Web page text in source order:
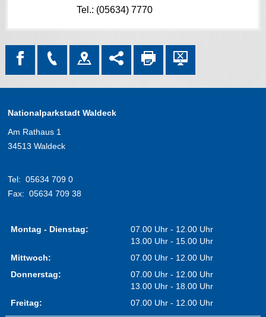
Tel.: (05634) 7770
Nationalparkstadt Waldeck
Am Rathaus 1
34513 Waldeck
Tel: 05634 709 0
Fax: 05634 709 38
Montag - Dienstag:
07.00 Uhr - 12.00 Uhr
13.00 Uhr - 15.00 Uhr
Mittwoch:
07.00 Uhr - 12.00 Uhr
Donnerstag:
07.00 Uhr - 12.00 Uhr
13.00 Uhr - 18.00 Uhr
Freitag:
07.00 Uhr - 12.00 Uhr